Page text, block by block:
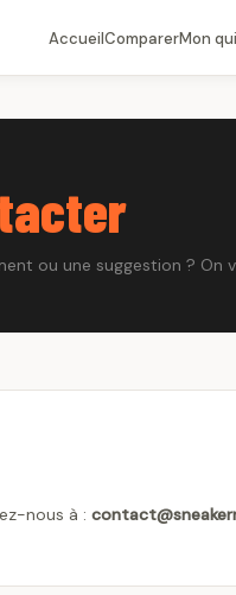
AccueilComparerMon
ou une suggestion ? On
nous à :